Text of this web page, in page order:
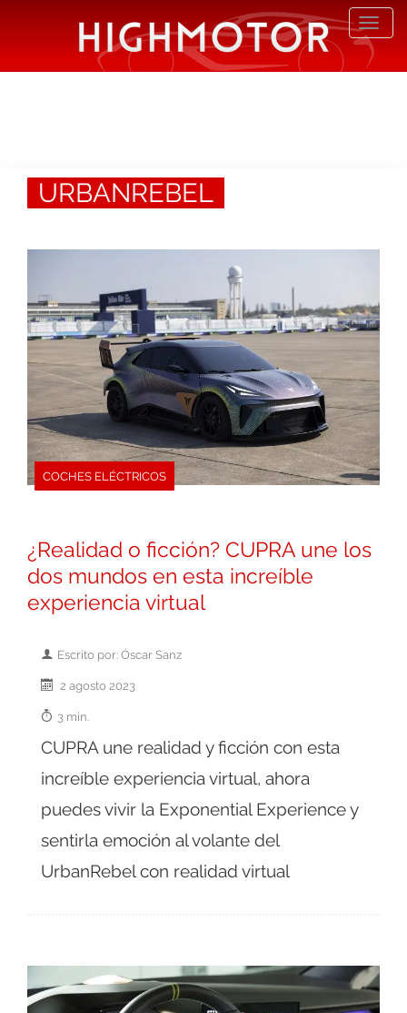
URBANREBEL
COCHES ELÉCTRICOS
¿Realidad o ficción? CUPRA une los
dos mundos en esta increíble
experiencia virtual
Escrito por: Óscar Sanz
2 agosto 2023
3 min.
CUPRA une realidad y ficción con esta
increíble experiencia virtual, ahora
puedes vivir la Exponential Experience y
sentirla emoción al volante del
UrbanRebel con realidad virtual